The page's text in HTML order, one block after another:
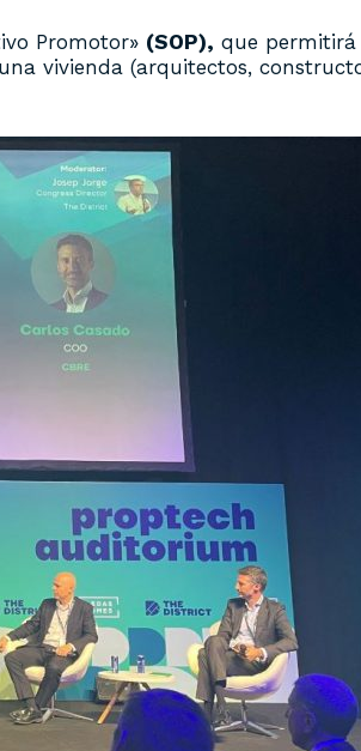
Promotor» (SOP), que permitirá
vivienda (arquitectos,